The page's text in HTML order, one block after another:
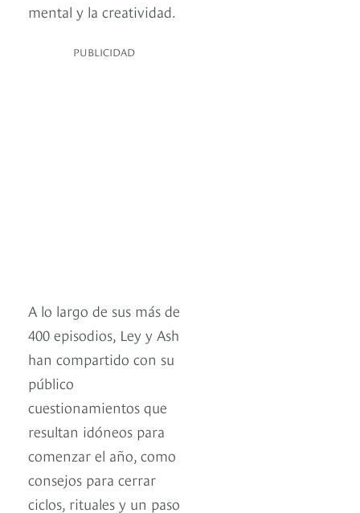
mental y la creatividad.
PUBLICIDAD
A lo largo de sus más de
400 episodios, Ley y Ash
han compartido con su
público
cuestionamientos que
resultan idóneos para
comenzar el año, como
consejos para cerrar
ciclos, rituales y un paso